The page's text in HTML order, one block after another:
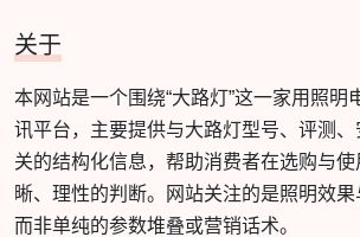
关于
本网站是一个围绕“大路灯”这一家用照明
讯平台，主要提供与大路灯型号、评测
关的结构化信息，帮助消费者在选购与
晰、理性的判断。网站关注的是照明效果
而非单纯的参数堆叠或营销话术。